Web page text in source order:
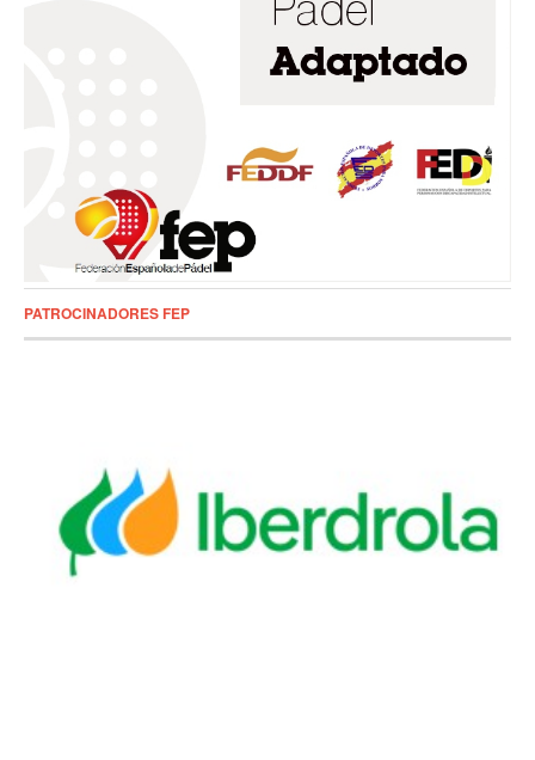
PATROCINADORES FEP